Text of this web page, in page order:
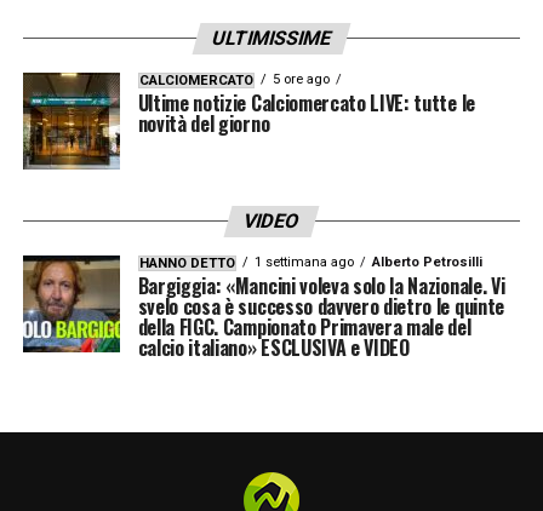
da ex di turno, il croato vorrà sicuramente
lasciare il segno in una gara che può
indirizzare il cammino dell’
corsa alle posizioni di vertice.
Il rientro del numero 88 rappresenta quindi
una notizia fondamentale per Palladino, che
potrà preparare il big match con maggiore
serenità. Contro un avversario di altissimo
potrebbero fare la differenza in una
ULTIMISSIME
CALCIOMERCATO 5 ore ago
Ultime notizie Calciomercato LIVE: tutte le
novità del giorno
VIDEO
HANNO DETTO 1 settimana ago Alberto Petrosilli
Bargiggia: «Mancini voleva solo la Nazionale. Vi
svelo cosa è successo davvero dietro le quinte
della FIGC. Campionato Primavera male del
calcio italiano» ESCLUSIVA e VIDEO